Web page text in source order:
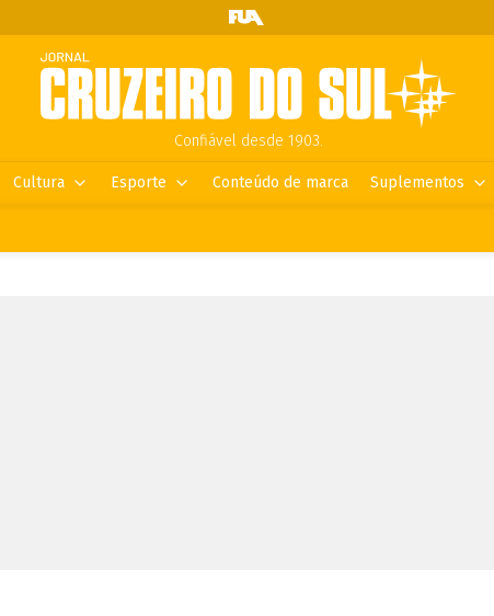
Confiável desde 1903.
Cultura Esporte Conteúdo de marca Suplementos